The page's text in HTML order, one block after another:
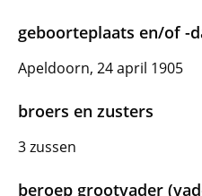
geboorteplaats en/of -
Apeldoorn, 24 april 1905
broers en zusters
3 zussen
beroep grootvader